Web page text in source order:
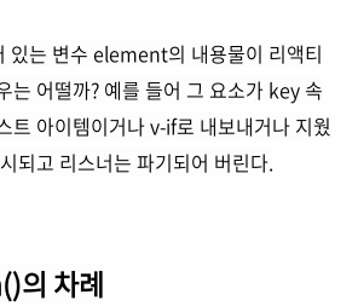
있는 변수 element의 내용물이 리액티
는 어떨까? 예를 들어 그 요소가 key 속
트 아이템이거나 v-if로 내보내거나 지웠
되고 리스너는 파기되어 버린다.
의 차례